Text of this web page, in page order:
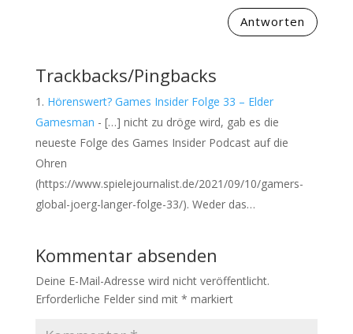
Antworten
Trackbacks/Pingbacks
Hörenswert? Games Insider Folge 33 – Elder
Gamesman - […] nicht zu dröge wird, gab es die
neueste Folge des Games Insider Podcast auf die
Ohren
(https://www.spielejournalist.de/2021/09/10/gamers-
global-joerg-langer-folge-33/). Weder das…
Kommentar absenden
Deine E-Mail-Adresse wird nicht veröffentlicht.
Erforderliche Felder sind mit * markiert